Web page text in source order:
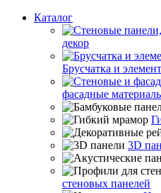
Каталог
декор
Брусчатка и
фасадные
3D
стеновых панелей